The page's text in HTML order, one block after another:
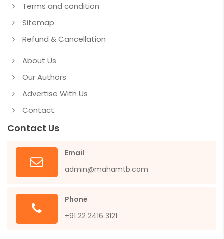
Terms and condition
Sitemap
Refund & Cancellation
About Us
Our Authors
Advertise With Us
Contact
Contact Us
Email
admin@mahamtb.com
Phone
+91 22 2416 3121